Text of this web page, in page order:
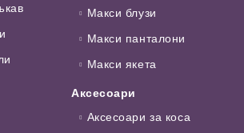
Макси блузи
Макси панталони
Макси якета
Аксесоари
Аксесоари за коса